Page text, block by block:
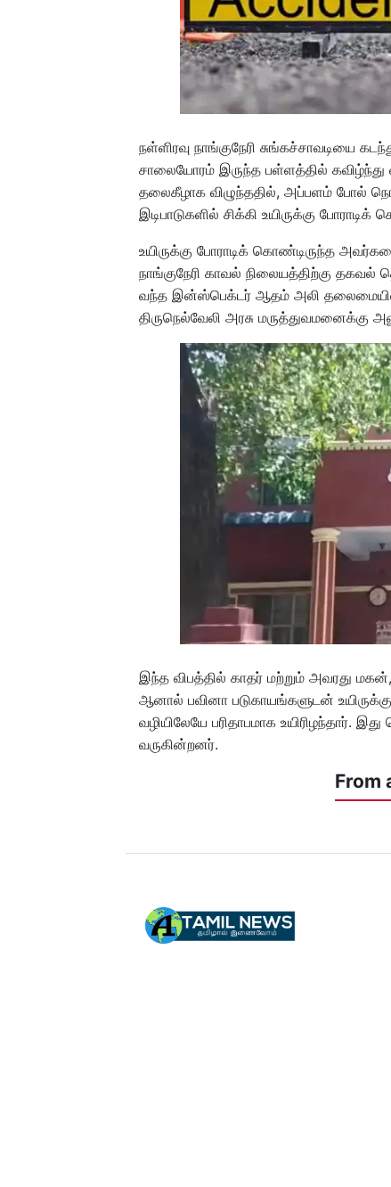
நள்ளிரவு நாங்குநேரி சுங்கச்சாவடியை
சாலையோரம் இருந்த பள்ளத்தில் கவிழ்ந்து
தலைகீழாக விழுந்ததில், அப்பளம் போல்
இடிபாடுகளில் சிக்கி உயிருக்கு
உயிருக்கு போராடிக் கொண்டிருந்த
நாங்குநேரி காவல் நிலையத்திற்கு தகவல்
வந்த இன்ஸ்பெக்டர் ஆதம் அலி
திருநெல்வேலி அரசு மருத்துவமனைக்கு
இந்த விபத்தில் காதர் மற்றும் அவரது
ஆனால் பவினா படுகாயங்களுடன்
வழியிலேயே பரிதாபமாக உயிரிழந்தார்.
வருகின்றனர்.
From